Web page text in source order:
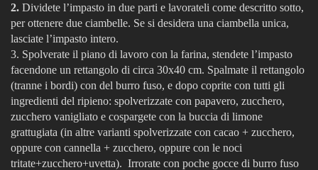
2. Dividete l’impasto in due parti e lavorateli come descritto sotto,
per ottenere due ciambelle. Se si desidera una ciambella unica,
lasciate l’impasto intero.
3. Spolverate il piano di lavoro con la farina, stendete l’impasto
facendone un rettangolo di circa 30x40 cm. Spalmate il rettangolo
(tranne i bordi) con del burro fuso, e dopo coprite con tutti gli
ingredienti del ripieno: spolverizzate con papavero, zucchero,
zucchero vanigliato e cospargete con la buccia di limone
grattugiata (in altre varianti spolverizzate con cacao + zucchero,
oppure con cannella + zucchero, oppure con le noci
tritate+zucchero+uvetta). Irrorate con poche gocce di burro fuso